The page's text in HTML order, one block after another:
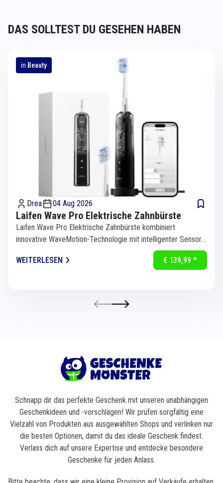
DAS SOLLTEST DU GESEHEN HABEN
in Beauty
Drea 04 Aug 2026
Laifen Wave Pro Elektrische Zahnbürste
Laifen Wave Pro Elektrische Zahnbürste kombiniert
innovative WaveMotion-Technologie mit intelligenter Sensorik
WEITERLESEN
€ 139,99 *
Schnapp dir das perfekte Geschenk mit unseren unabhängigen
Geschenkideen und -vorschlägen! Wir prüfen sorgfältig eine
Vielzahl von Produkten aus ausgewählten Shops und verlinken nur
die besten Optionen, damit du das ideale Geschenk findest.
Verlass dich auf unsere Expertise und entdecke besondere
Geschenke für jeden Anlass.